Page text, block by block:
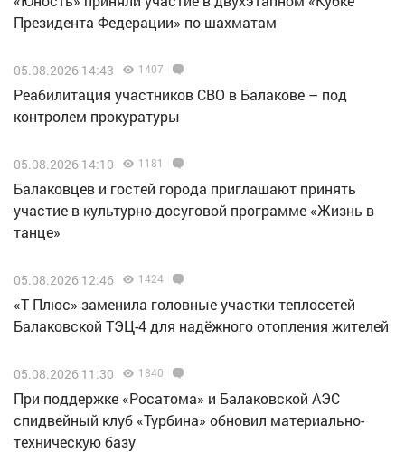
Президента Федерации» по шахматам
05.08.2026 14:43 1407
Реабилитация участников СВО в Балакове – под
контролем прокуратуры
05.08.2026 14:10 1181
Балаковцев и гостей города приглашают принять
участие в культурно-досуговой программе «Жизнь в
танце»
05.08.2026 12:46 1424
«Т Плюс» заменила головные участки теплосетей
Балаковской ТЭЦ-4 для надёжного отопления жителей
05.08.2026 11:30 1840
При поддержке «Росатома» и Балаковской АЭС
спидвейный клуб «Турбина» обновил материально-
техническую базу